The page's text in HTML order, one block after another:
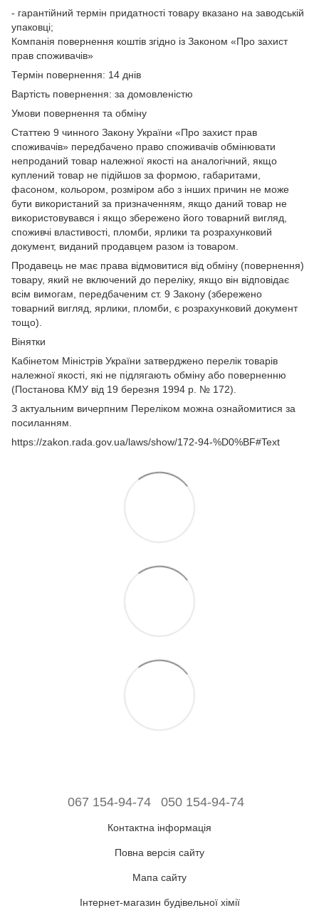
- гарантійний термін придатності товару вказано на заводській
упаковці;
Компанія повернення коштів згідно із Законом «Про захист
прав споживачів»
Термін повернення: 14 днів
Вартість повернення: за домовленістю
Умови повернення та обміну
Статтею 9 чинного Закону України «Про захист прав
споживачів» передбачено право споживачів обмінювати
непроданий товар належної якості на аналогічний, якщо
куплений товар не підійшов за формою, габаритами,
фасоном, кольором, розміром або з інших причин не може
бути використаний за призначенням, якщо даний товар не
використовувався і якщо збережено його товарний вигляд,
споживчі властивості, пломби, ярлики та розрахунковий
документ, виданий продавцем разом із товаром.
Продавець не має права відмовитися від обміну (повернення)
товару, який не включений до переліку, якщо він відповідає
всім вимогам, передбаченим ст. 9 Закону (збережено
товарний вигляд, ярлики, пломби, є розрахунковий документ
тощо).
Вінятки
Кабінетом Міністрів України затверджено перелік товарів
належної якості, які не підлягають обміну або поверненню
(Постанова КМУ від 19 березня 1994 р. № 172).
З актуальним вичерпним Переліком можна ознайомитися за
посиланням.
https://zakon.rada.gov.ua/laws/show/172-94-%D0%BF#Text
067 154-94-74 050 154-94-74
Контактна інформація
Повна версія сайту
Мапа сайту
Інтернет-магазин будівельної хімії